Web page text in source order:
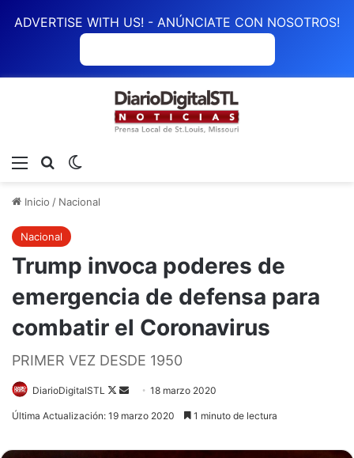
ADVERTISE WITH US! - ANÚNCIATE CON NOSOTROS!
Menú Buscar
Inicio / Nacional
Nacional
Trump invoca poderes de
emergencia de defensa para
combatir el Coronavirus
PRIMER VEZ DESDE 1950
DiarioDigitalSTL
Follow
Send18 marzo 2020
Última Actualización: 19 marzo 2020 1 minuto de lectura